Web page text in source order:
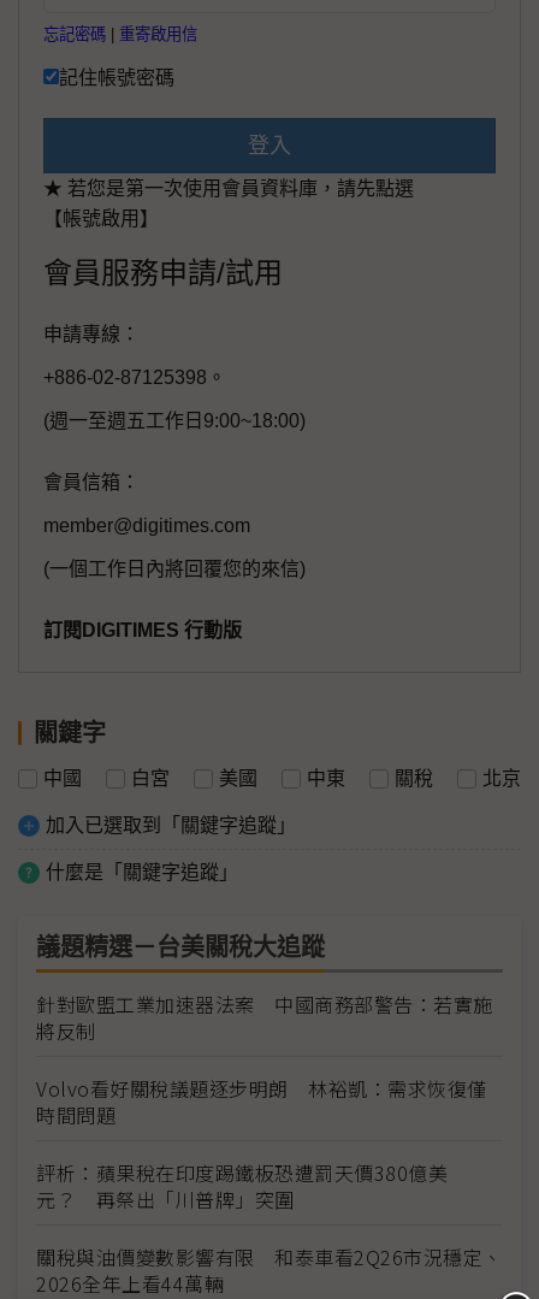
忘記密碼 重寄啟用信
記住帳號密碼
登入
★ 若您是第一次使用會員資料庫，請先點選
【帳號啟用】
會員服務申請/試用
申請專線：
+886-02-87125398。
(週一至週五工作日9:00~18:00)
會員信箱：
member@digitimes.com
(一個工作日內將回覆您的來信)
訂閱DIGITIMES 行動版
關鍵字
中國 白宮 美國 中東 關稅 北京
加入已選取到「關鍵字追蹤」
什麼是「關鍵字追蹤」
議題精選－台美關稅大追蹤
針對歐盟工業加速器法案 中國商務部警告：若實施
將反制
Volvo看好關稅議題逐步明朗 林裕凱：需求恢復僅
時間問題
評析：蘋果稅在印度踢鐵板恐遭罰天價380億美
元？ 再祭出「川普牌」突圍
關稅與油價變數影響有限 和泰車看2Q26市況穩定、
2026全年上看44萬輛